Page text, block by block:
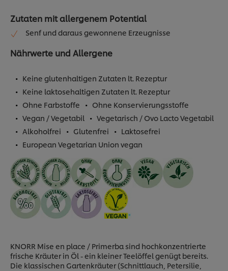
Zutaten mit allergenem Potential
Senf und daraus gewonnene Erzeugnisse
Nährwerte und Allergene
Keine glutenhaltigen Zutaten lt. Rezeptur
Keine laktosehaltigen Zutaten lt. Rezeptur
Ohne Farbstoffe
Ohne Konservierungsstoffe
Vegan / Vegetabil
Vegetarisch / Ovo Lacto Vegetabil
Alkoholfrei
Glutenfrei
Laktosefrei
European Vegetarian Union vegan
KNORR Mise en place / Primerba sind hochkonzentrierte
frische Kräuter in Öl - ein kleiner Teelöffel genügt bereits.
Die klassischen Gartenkräuter (Schnittlauch, Petersilie,